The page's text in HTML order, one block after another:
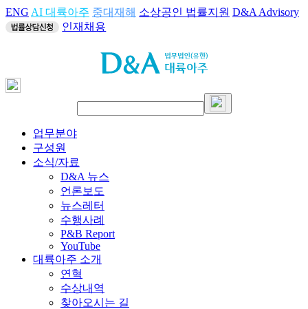
ENG AI 대륙아주 중대재해 소상공인 법률지원 D&A Advisory
인재채용
업무분야
구성원
소식/자료
D&A 뉴스
언론보도
뉴스레터
수행사례
P&B Report
YouTube
대륙아주 소개
연혁
수상내역
찾아오시는 길